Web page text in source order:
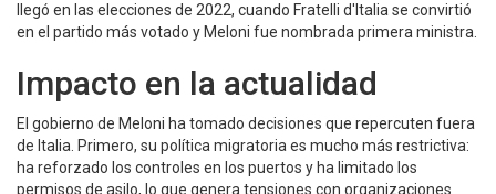
llegó en las elecciones de 2022, cuando Fratelli d'Italia se convirtió
en el partido más votado y Meloni fue nombrada primera ministra.
Impacto en la actualidad
El gobierno de Meloni ha tomado decisiones que repercuten fuera
de Italia. Primero, su política migratoria es mucho más restrictiva:
ha reforzado los controles en los puertos y ha limitado los
permisos de asilo, lo que genera tensiones con organizaciones